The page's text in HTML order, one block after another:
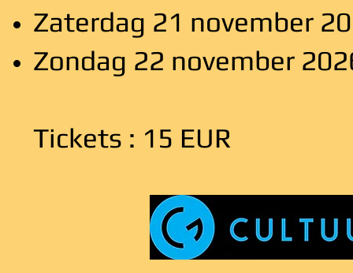
Zaterdag 21 november
Zondag 22 november
Tickets : 15 EUR